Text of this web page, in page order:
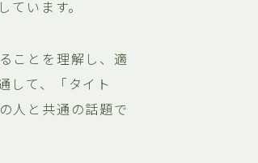
います。
ことを理解し、適
して、「タイト
人と共通の話題で